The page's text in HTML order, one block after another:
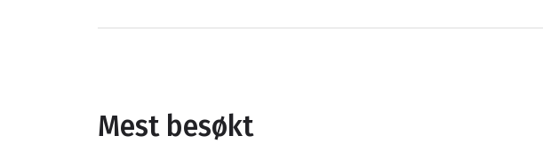
Mest besøkt